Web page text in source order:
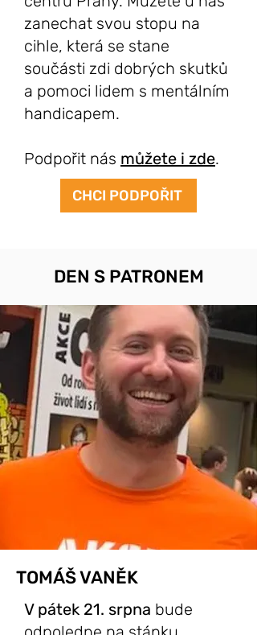
zanechat svou stopu na
cihle, která se stane
součásti zdi dobrých skutků
a pomoci lidem s mentálním
handicapem.
Podpořit nás můžete i zde.
CHCI PODPOŘIT
DEN S PATRONEM
TOMÁŠ VANĚK
V pátek 21. srpna bude